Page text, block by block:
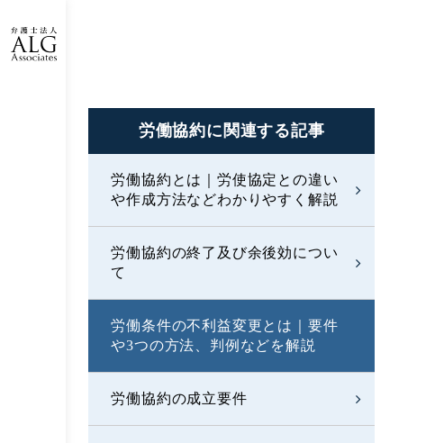
労働協約に 関連する記事
労働協約とは｜労使協定との違い
や作成方法などわかりやすく解説
労働協約の終了及び余後効につい
て
労働条件の不利益変更とは｜要件
や3つの方法、判例などを解説
労働協約の成立要件